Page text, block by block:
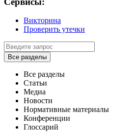
Викторина
Проверить утечки
Все разделы
Все разделы
Статьи
Медиа
Новости
Нормативные материалы
Конференции
Глоссарий